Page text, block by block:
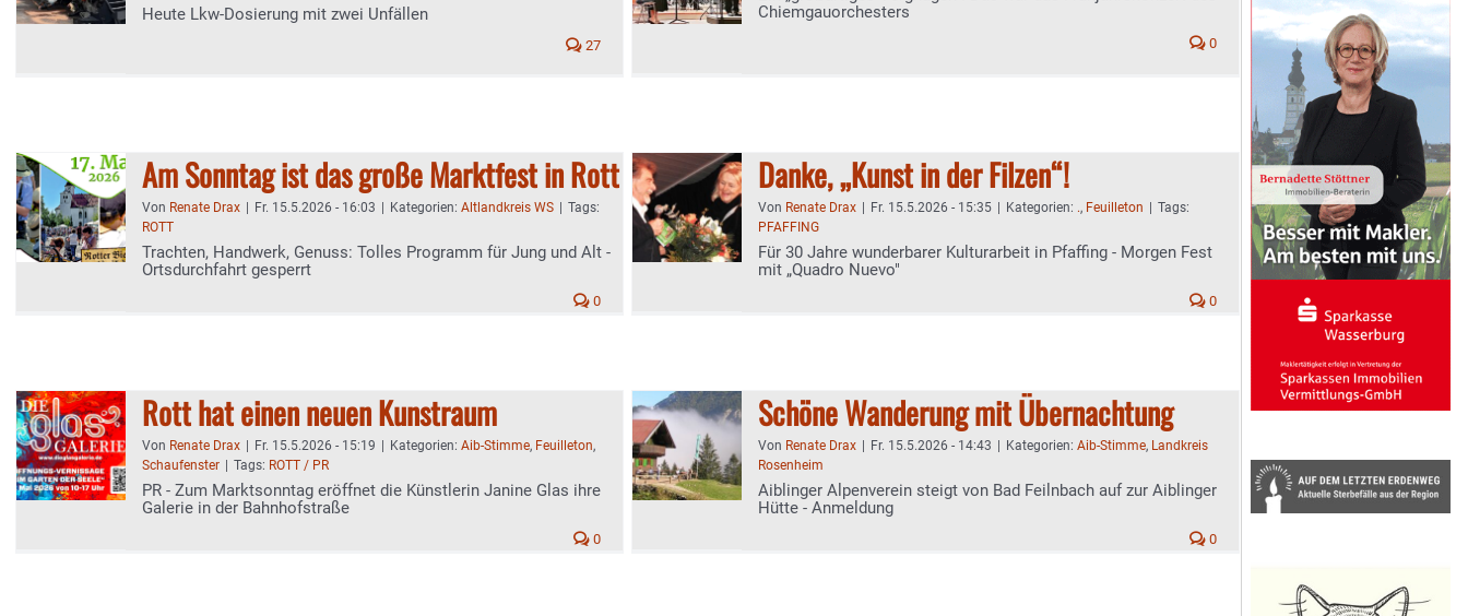
Heute Lkw-Dosierung mit zwei Unfällen
27
Chiemgauorchesters
0
Am Sonntag ist das große Marktfest in Rott
Von Renate Drax Fr. 15.5.2026 - 16:03 Kategorien: Altlandkreis WS
Tags:
ROTT
Trachten, Handwerk, Genuss: Tolles Programm für Jung und Alt -
Ortsdurchfahrt gesperrt
0
Danke, „Kunst in der Filzen“!
Von Renate Drax Fr. 15.5.2026 - 15:35 Kategorien: ., Feuilleton
Tags:
PFAFFING
Für 30 Jahre wunderbarer Kulturarbeit in Pfaffing - Morgen Fest
mit „Quadro Nuevo"
0
Rott hat einen neuen Kunstraum
Von Renate Drax Fr. 15.5.2026 - 15:19 Kategorien: Aib-Stimme, Feuilleton,
Schaufenster
Tags: ROTT / PR
PR - Zum Marktsonntag eröffnet die Künstlerin Janine Glas ihre
Galerie in der Bahnhofstraße
0
Schöne Wanderung mit Übernachtung
Von Renate Drax Fr. 15.5.2026 - 14:43 Kategorien: Aib-Stimme, Landkreis
Rosenheim
Aiblinger Alpenverein steigt von Bad Feilnbach auf zur Aiblinger
Hütte - Anmeldung
0